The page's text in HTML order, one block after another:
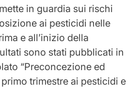
in guardia sui rischi
ai pesticidi nelle
e all’inizio della
sono stati pubblicati in
“Preconcezione ed
trimestre ai pesticidi e